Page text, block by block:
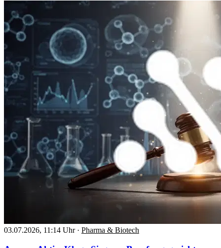
03.07.2026, 11:14 Uhr · Pharma & Biotech